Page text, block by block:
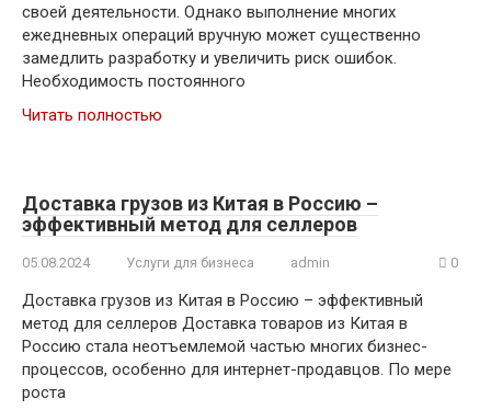
своей деятельности. Однако выполнение многих
ежедневных операций вручную может существенно
замедлить разработку и увеличить риск ошибок.
Необходимость постоянного
Читать полностью
Доставка грузов из Китая в Россию –
эффективный метод для селлеров
05.08.2024 Услуги для бизнеса admin 0
Доставка грузов из Китая в Россию – эффективный
метод для селлеров Доставка товаров из Китая в
Россию стала неотъемлемой частью многих бизнес-
процессов, особенно для интернет-продавцов. По мере
роста